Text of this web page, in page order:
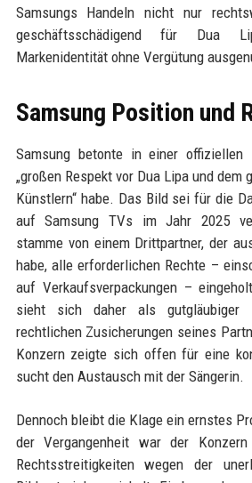
Samsungs Handeln nicht nur
geschäftsschädigend für
Markenidentität ohne Vergütung
Samsung Position und
Samsung betonte in einer offiziellen
„großen Respekt vor Dua Lipa und dem
Künstlern“ habe. Das Bild sei für die
auf Samsung TVs im Jahr 2025
stamme von einem Drittpartner, der
habe, alle erforderlichen Rechte –
auf Verkaufsverpackungen –
sieht sich daher als
rechtlichen Zusicherungen seines
Konzern zeigte sich offen für eine
sucht den Austausch mit der Sängerin.
Dennoch bleibt die Klage ein ernstes
der Vergangenheit war der
Rechtsstreitigkeiten wegen der